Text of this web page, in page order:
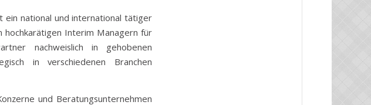
ein national und international tätiger
Interim Managern für
nachweislich in gehobenen
in verschiedenen Branchen
und Beratungsunternehmen